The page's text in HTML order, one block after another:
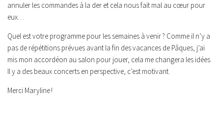
annuler les commandes à la der et cela nous fait mal au cœur pour
eux…
Quel est votre programme pour les semaines à venir ? Comme il n’y a
pas de répétitions prévues avant la fin des vacances de Pâques, j’ai
mis mon accordéon au salon pour jouer, cela me changera les idées.
Il y a des beaux concerts en perspective, c’est motivant.
Merci Maryline !